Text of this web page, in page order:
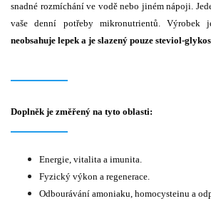
snadné rozmíchání ve vodě nebo jiném nápoji.
vaše denní potřeby mikronutrientů. Výrobek
neobsahuje lepek a je slazený pouze steviol-
Doplněk je změřený na tyto oblasti:
Energie, vitalita a imunita.
Fyzický výkon a regenerace.
Odbourávání amoniaku, homocysteinu a